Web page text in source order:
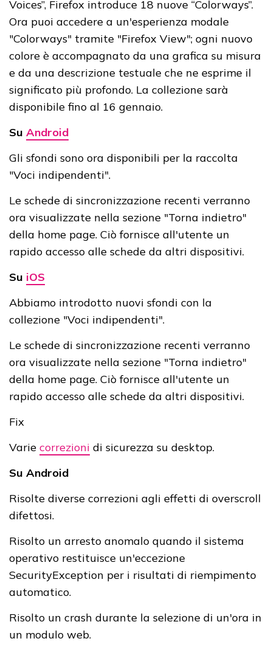
Voices”, Firefox introduce 18 nuove “Colorways”.
Ora puoi accedere a un'esperienza modale
"Colorways" tramite "Firefox View"; ogni nuovo
colore è accompagnato da una grafica su misura
e da una descrizione testuale che ne esprime il
significato più profondo. La collezione sarà
disponibile fino al 16 gennaio.
Su Android
Gli sfondi sono ora disponibili per la raccolta
"Voci indipendenti".
Le schede di sincronizzazione recenti verranno
ora visualizzate nella sezione "Torna indietro"
della home page. Ciò fornisce all'utente un
rapido accesso alle schede da altri dispositivi.
Su iOS
Abbiamo introdotto nuovi sfondi con la
collezione "Voci indipendenti".
Le schede di sincronizzazione recenti verranno
ora visualizzate nella sezione "Torna indietro"
della home page. Ciò fornisce all'utente un
rapido accesso alle schede da altri dispositivi.
Fix
Varie correzioni di sicurezza su desktop.
Su Android
Risolte diverse correzioni agli effetti di overscroll
difettosi.
Risolto un arresto anomalo quando il sistema
operativo restituisce un'eccezione
SecurityException per i risultati di riempimento
automatico.
Risolto un crash durante la selezione di un'ora in
un modulo web.